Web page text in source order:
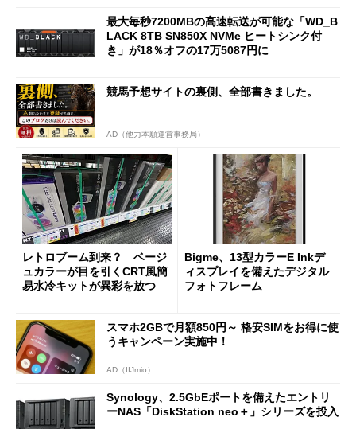
最大毎秒7200MBの高速転送が可能な「WD_B
LACK 8TB SN850X NVMe ヒートシンク付
き」が18％オフの17万5087円に
競馬予想サイトの裏側、全部書きました。
AD（他力本願運営事務局）
レトロブーム到来？ ベージ
ュカラーが目を引くCRT風簡
易水冷キットが異彩を放つ
Bigme、13型カラーE Inkデ
ィスプレイを備えたデジタル
フォトフレーム
スマホ2GBで月額850円～ 格安SIMをお得に使
うキャンペーン実施中！
AD（IIJmio）
Synology、2.5GbEポートを備えたエントリ
ーNAS「DiskStation neo＋」シリーズを投入